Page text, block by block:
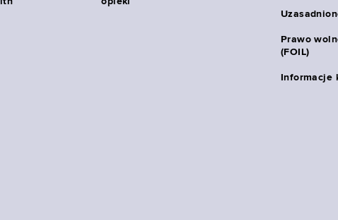
Prawo
(FOIL)
Informacje